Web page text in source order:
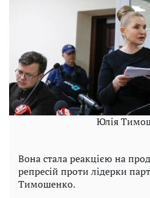
Юлія
Вона стала реакцією на
репресій проти лідерки
Тимошенко.